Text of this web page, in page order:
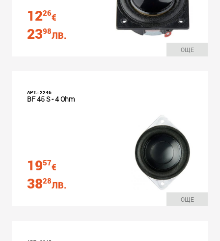
1226€
2398ЛВ.
ОЩЕ
АРТ.: 2246
BF 45 S - 4 Ohm
1957€
3828ЛВ.
ОЩЕ